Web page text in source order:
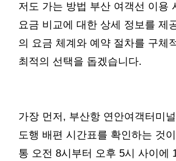
저도 가는 방법 부산 여객선 이용
요금 비교에 대한 상세 정보를 제
의 요금 체계와 예약 절차를 구체
최적의 선택을 돕겠습니다.
가장 먼저, 부산항 연안여객터미
도행 배편 시간표를 확인하는 것
통 오전 8시부터 오후 5시 사이에